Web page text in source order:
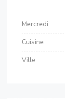
Mercredi
Cuisine
Ville